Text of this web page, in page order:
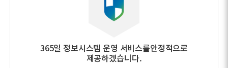
365일 정보시스템 운영 서비스를안정적으로
제공하겠습니다.